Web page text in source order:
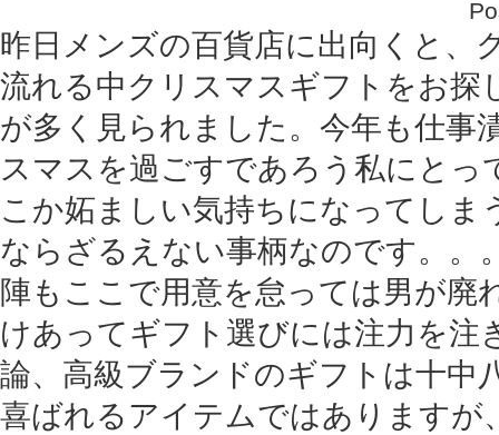
昨日メンズの百貨店に出向くと、
流れる中クリスマスギフトをお探
が多く見られました。今年も仕事
スマスを過ごすであろう私にとっ
こか妬ましい気持ちになってしま
ならざるえない事柄なのです。。
陣もここで用意を怠っては男が廃
けあってギフト選びには注力を注
論、高級ブランドのギフトは十中
喜ばれるアイテムではありますが